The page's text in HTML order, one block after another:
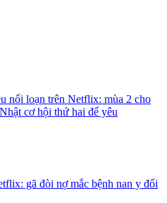
nổi loạn trên Netflix: mùa 2 cho
cơ hội thứ hai để yêu
gã đòi nợ mắc bệnh nan y đổi